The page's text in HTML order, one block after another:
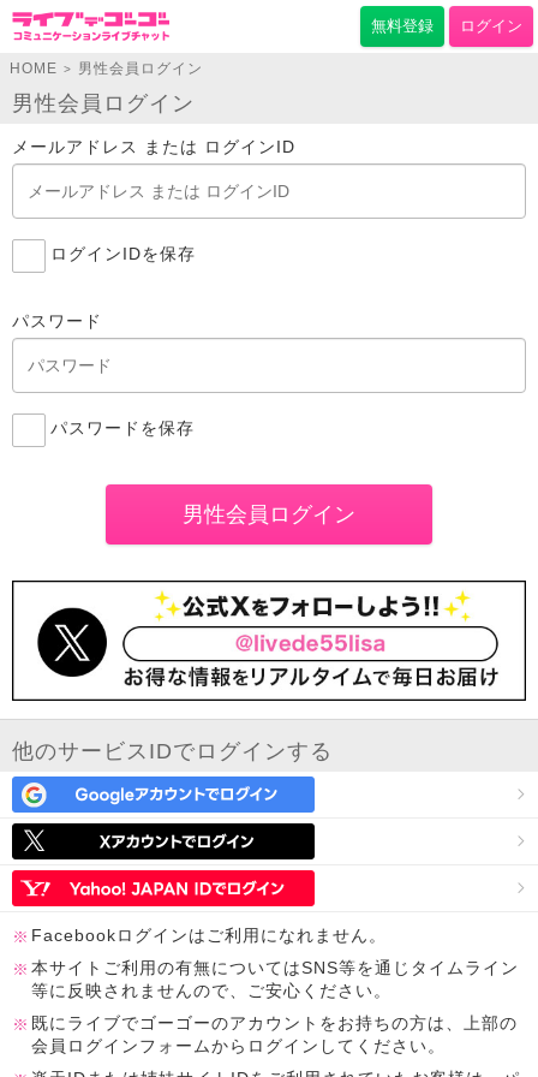
無料登録 ログイン
HOME > 男性会員ログイン
男性会員ログイン
メールアドレス または ログインID
ログインIDを保存
パスワード
パスワードを保存
他のサービスIDでログインする
Facebookログインはご利用になれません。
本サイトご利用の有無についてはSNS等を通じタイムライン
等に反映されませんので、ご安心ください。
既にライブでゴーゴーのアカウントをお持ちの方は、上部の
会員ログインフォームからログインしてください。